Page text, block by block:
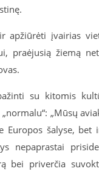
apžiūrėti įvairias
praėjusią žiemą
su kitomis
„Mūsų
Europos šalyse, bet
nepaprastai
bei priverčia